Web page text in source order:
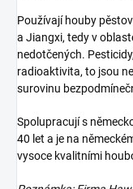
Používají houby
a Jiangxi, tedy v
nedotčených.
radioaktivita, to jsou
surovinu
Spolupracují s
40 let a je na
vysoce kvalitními